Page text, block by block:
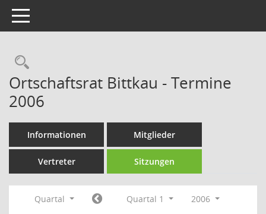
Toggle navigation
Rechercheauswahl
Ortschaftsrat Bittkau - Termine
2006
Informationen Mitglieder
Vertreter Sitzungen
Quartal Quartal 1
2006